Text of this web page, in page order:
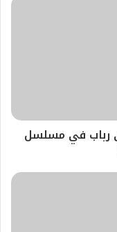
رباب في مسلسل